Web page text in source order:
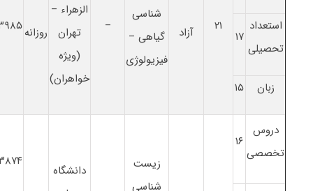
۲۱ آزاد
شناسی
گیاهی –
فیزیولوژی
–
الزهراء –
تهران
(ویژه
خواهران)
روزانه
استعداد
تحصیلی
۱۷
زبان ۱۵
دروس
تخصصی
۱۶
زیست
شناسی
دانشگاه